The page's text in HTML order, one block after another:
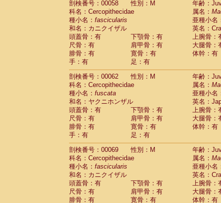
CercopithecidaeCercopithecus
Cercopithecidae
Cercopithecusspp.(0)
Cercopithecidae
Chlorocebus
CercopithecidaeChlorocebus
CercopithecidaeErythrocebus patas
CercopithecidaeMiopithecus talapoin
CercopithecidaeCercopithecinae spp.
CercopithecidaeColobus angolensis
CercopithecidaeColobus guereza (0)
Cercopithecidae Colobus polykomos
Cercopithecidae Piliocolobus badius
Cercopithecidae Kasi senex vetulus(0)
CercopithecidaeKasi senex
CercopithecidaeNasalis larvatus(0)
CercopithecidaePresbytes
CercopithecidaePygathrix nemaeus
CercopithecidaeSemnopithecus
Cercopithecidae
Trachypithecus
Cercopithecidae
Trachypithecus
Cercopithecidae
Trachypithecus
CercopithecidaeTrachypithecus
CercopithecidaeColobinae spp.(0)
CercopithecidaePresbytesinaespp.(0)
剖検番号：00058
性別：M
年齢：
科名：Cercopithecidae
属名：
種小名： fascicularis
亜種小名
和名：カニクイザル
英名：
頭蓋骨：有
下顎骨：有
上腕骨：
尺骨：有
肩甲骨：有
大腿骨：
腓骨：有
寛骨：有
体幹：有
手：有
足：有
剖検番号：00062
性別：M
年齢：
科名：Cercopithecidae
属名：
種小名： fuscata
亜種小名
和名：ヤクニホンザル
英名：
頭蓋骨：有
下顎骨：有
上腕骨：
尺骨：有
肩甲骨：有
大腿骨：
腓骨：有
寛骨：有
体幹：有
手：有
足：有
剖検番号：00069
性別：M
年齢：
科名：Cercopithecidae
属名：
種小名： fascicularis
亜種小名
和名：カニクイザル
英名：
頭蓋骨：有
下顎骨：有
上腕骨：
尺骨：有
肩甲骨：有
大腿骨：
腓骨：有
寛骨：有
体幹：有